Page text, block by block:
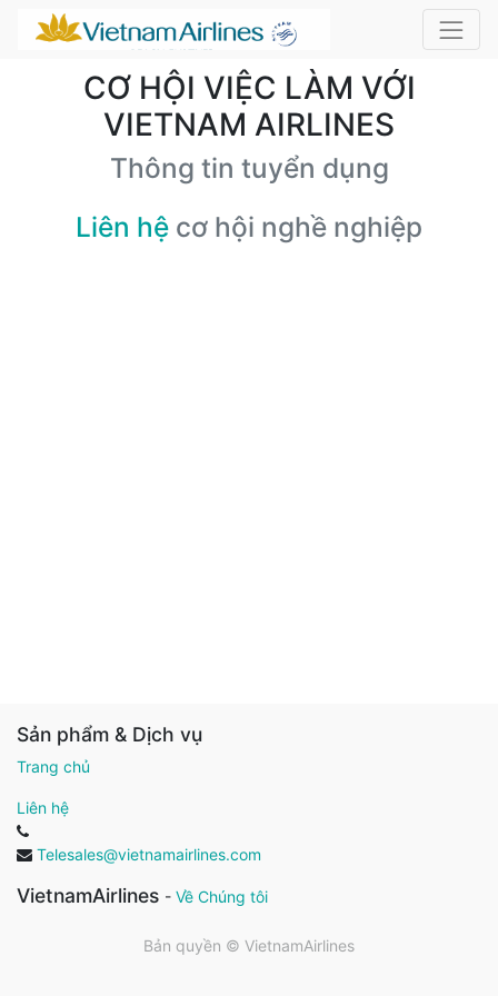
CƠ HỘI VIỆC LÀM VỚI
VIETNAM AIRLINES
Thông tin tuyển dụng
Liên hệ cơ hội nghề nghiệp
Sản phẩm & Dịch vụ
Trang chủ
Liên hệ
Telesales@vietnamairlines.com
VietnamAirlines - Về Chúng tôi
Bản quyền © VietnamAirlines